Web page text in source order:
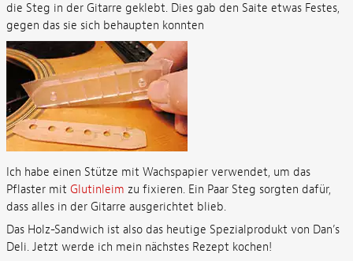
die Steg in der Gitarre geklebt. Dies gab den Saite etwas Festes,
gegen das sie sich behaupten konnten
Ich habe einen Stütze mit Wachspapier verwendet, um das
Pflaster mit Glutinleim zu fixieren. Ein Paar Steg sorgten dafür,
dass alles in der Gitarre ausgerichtet blieb.
Das Holz-Sandwich ist also das heutige Spezialprodukt von Dan’s
Deli. Jetzt werde ich mein nächstes Rezept kochen!